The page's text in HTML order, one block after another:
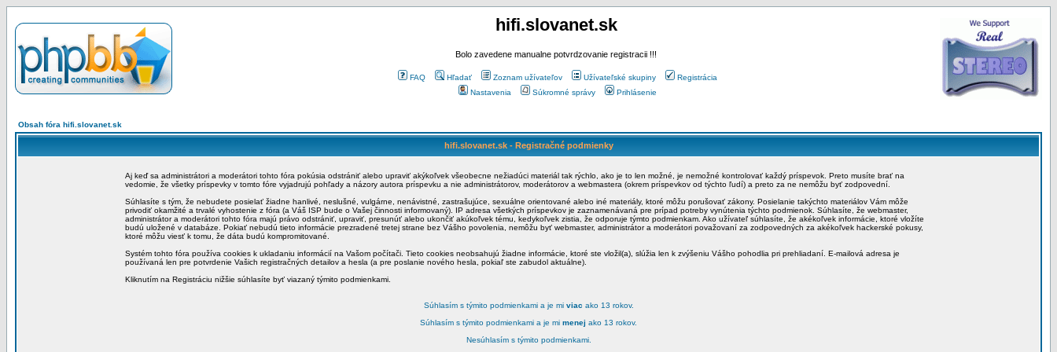
hifi.slovanet.sk
Bolo zavedene manualne potvrdzovanie registracii !!!
FAQ Hľadať Zoznam užívateľov Užívateľské skupiny
Registrácia
Nastavenia
Súkromné správy Prihlásenie
Obsah fóra hifi.slovanet.sk
hifi.slovanet.sk - Registračné podmienky
Aj keď sa administrátori a moderátori tohto fóra pokúsia odstrániť alebo upraviť akýkoľvek všeobecne nežiadúci materiál tak rýchlo, ako je to len možné, je nemožné kontrolovať každý príspevok. Preto musíte brať na
vedomie, že všetky príspevky v tomto fóre vyjadrujú pohľady a názory autora príspevku a nie administrátorov, moderátorov a webmastera (okrem príspevkov od týchto ľudí) a preto za ne nemôžu byť zodpovední.
Súhlasíte s tým, že nebudete posielať žiadne hanlivé, neslušné, vulgárne, nenávistné, zastrašujúce, sexuálne orientované alebo iné materiály, ktoré môžu porušovať zákony. Posielanie takýchto materiálov Vám môže
privodiť okamžité a trvalé vyhostenie z fóra (a Váš ISP bude o Vašej činnosti informovaný). IP adresa všetkých príspevkov je zaznamenávaná pre prípad potreby vynútenia týchto podmienok. Súhlasíte, že webmaster,
administrátor a moderátori tohto fóra majú právo odstrániť, upraviť, presunúť alebo ukončiť akúkoľvek tému, kedykoľvek zistia, že odporuje týmto podmienkam. Ako užívateľ súhlasíte, že akékoľvek informácie, ktoré vložíte
budú uložené v databáze. Pokiať nebudú tieto informácie prezradené tretej strane bez Vášho povolenia, nemôžu byť webmaster, administrátor a moderátori považovaní za zodpovedných za akékoľvek hackerské pokusy,
ktoré môžu viesť k tomu, že dáta budú kompromitované.
Systém tohto fóra používa cookies k ukladaniu informácií na Vašom počítači. Tieto cookies neobsahujú žiadne informácie, ktoré ste vložil(a), slúžia len k zvýšeniu Vášho pohodlia pri prehliadaní. E-mailová adresa je
používaná len pre potvrdenie Vašich registračných detailov a hesla (a pre poslanie nového hesla, pokiaľ ste zabudol aktuálne).
Kliknutím na Registráciu nižšie súhlasíte byť viazaný týmito podmienkami.
Súhlasím s týmito podmienkami a je mi viac ako 13 rokov.
Súhlasím s týmito podmienkami a je mi menej ako 13 rokov.
Nesúhlasím s týmito podmienkami.